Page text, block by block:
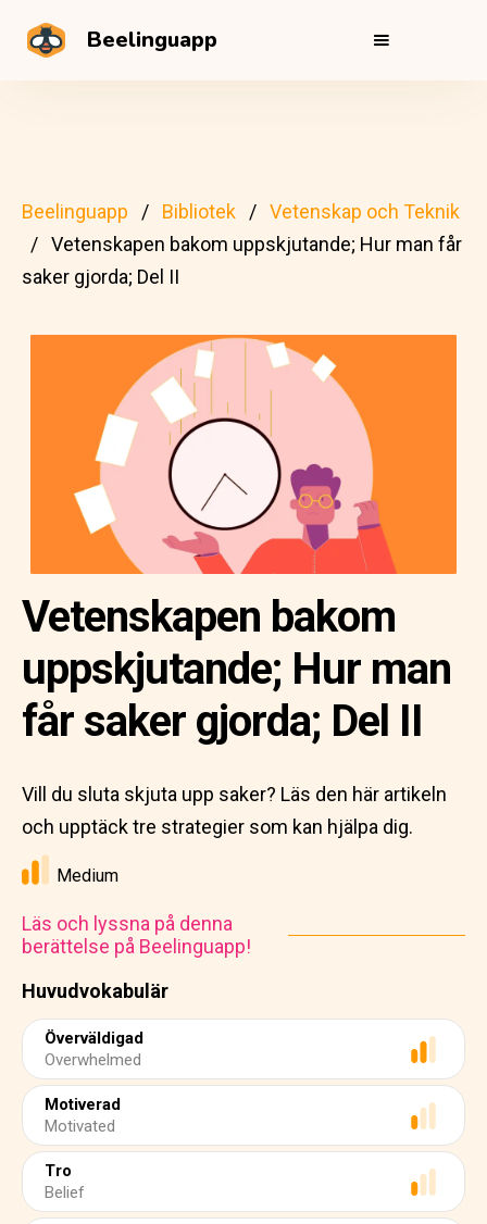
Beelinguapp
Beelinguapp Bibliotek
Vetenskap och Teknik
Vetenskapen bakom uppskjutande; Hur man får
saker gjorda; Del II
Huvudvokabulär
Överväldigad
Overwhelmed
Motiverad
Motivated
Tro
Belief
Vetenskapen bakom
uppskjutande; Hur man
får saker gjorda; Del II
Vill du sluta skjuta upp saker? Läs den här artikeln
och upptäck tre strategier som kan hjälpa dig.
Medium
Läs och lyssna på denna
berättelse på Beelinguapp!